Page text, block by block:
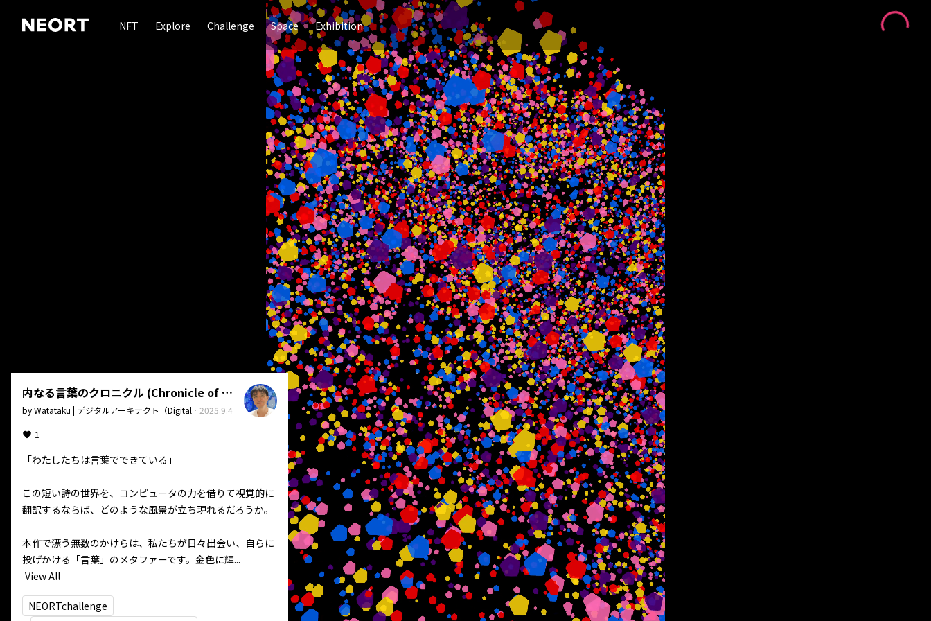
NFT Explore Challenge Space Exhibition
内なる言葉のクロニクル (Chronicle of Inner Words)
byWatataku | デジタルアーキテクト（Digital Architect）
· 2025.9.4
1
「わたしたちは言葉でできている」
この短い詩の世界を、コンピュータの力を借りて視覚的に
翻訳するならば、どのような風景が立ち現れるだろうか。
本作で漂う無数のかけらは、私たちが日々出会い、自らに
投げかける「言葉」のメタファーです。金色に輝...
View All
NEORTchallenge